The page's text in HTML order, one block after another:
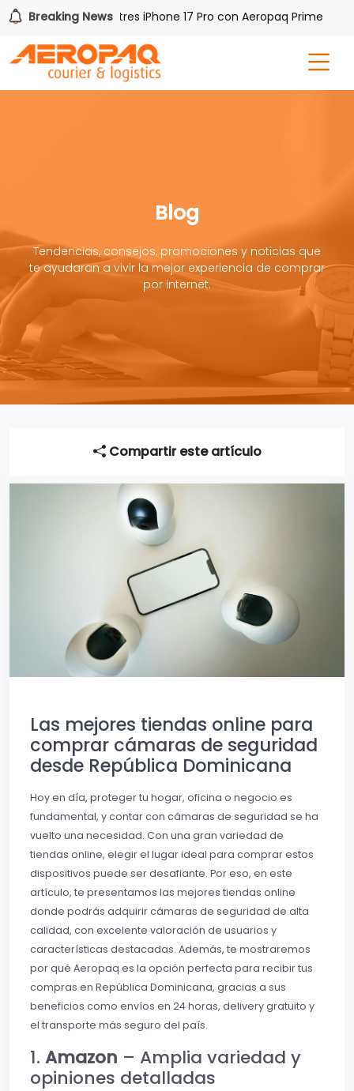
Breaking News
Gana uno de tres iPhone 17 Pro con Aeropaq Prime
Blog
Tendencias, consejos, promociones y noticias que
te ayudaran a vivir la mejor experiencia de comprar
por internet.
Compartir este artículo
Las mejores tiendas online para
comprar cámaras de seguridad
desde República Dominicana
Hoy en día, proteger tu hogar, oficina o negocio es
fundamental, y contar con cámaras de seguridad se ha
vuelto una necesidad. Con una gran variedad de
tiendas online, elegir el lugar ideal para comprar estos
dispositivos puede ser desafiante. Por eso, en este
artículo, te presentamos las mejores tiendas online
donde podrás adquirir cámaras de seguridad de alta
calidad, con excelente valoración de usuarios y
características destacadas. Además, te mostraremos
por qué Aeropaq es la opción perfecta para recibir tus
compras en República Dominicana, gracias a sus
beneficios como envíos en 24 horas, delivery gratuito y
el transporte más seguro del país.
1. Amazon – Amplia variedad y
opiniones detalladas